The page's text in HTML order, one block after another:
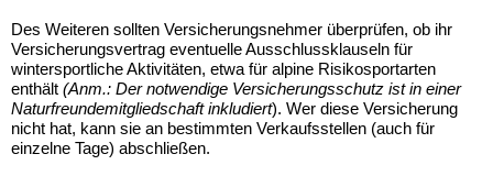
Des Weiteren sollten Versicherungsnehmer überprüfen, ob ihr
Versicherungsvertrag eventuelle Ausschlussklauseln für
wintersportliche Aktivitäten, etwa für alpine Risikosportarten
enthält (Anm.: Der notwendige Versicherungsschutz ist in einer
Naturfreundemitgliedschaft inkludiert). Wer diese Versicherung
nicht hat, kann sie an bestimmten Verkaufsstellen (auch für
einzelne Tage) abschließen.